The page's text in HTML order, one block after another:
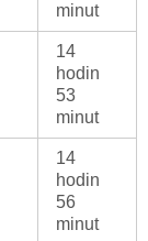
minut
14
hodin
53
minut
14
hodin
56
minut